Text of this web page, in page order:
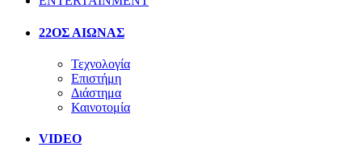
22ΟΣ ΑΙΩΝΑΣ
Τεχνολογία
Επιστήμη
Διάστημα
Καινοτομία
VIDEO